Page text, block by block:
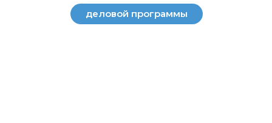
деловой программы